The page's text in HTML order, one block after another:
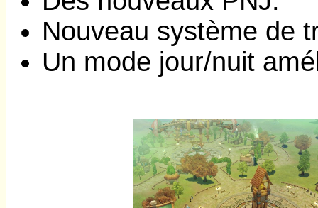
Nouveau système de
Un mode jour/nuit